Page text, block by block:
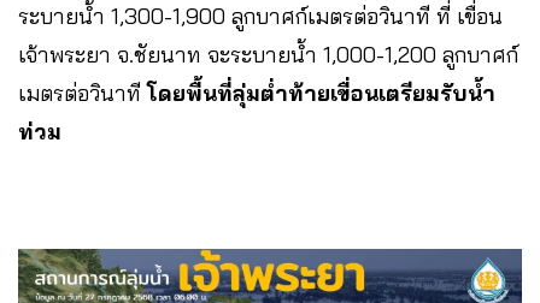
ระบายน้ำ 1,300-1,900 ลูกบาศก์เมตรต่อวินาที ที่ เขื่อน
เจ้าพระยา จ.ชัยนาท จะระบายน้ำ 1,000-1,200 ลูกบาศก์
เมตรต่อวินาทีโดยพื้นที่ลุ่มต่ำท้ายเขื่อนเตรียมรับน้ำ
ท่วม